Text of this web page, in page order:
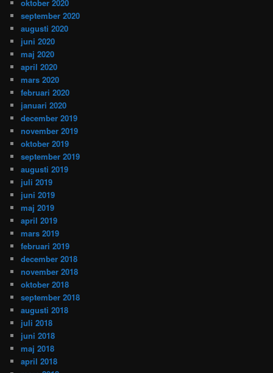
oktober 2020
september 2020
augusti 2020
juni 2020
maj 2020
april 2020
mars 2020
februari 2020
januari 2020
december 2019
november 2019
oktober 2019
september 2019
augusti 2019
juli 2019
juni 2019
maj 2019
april 2019
mars 2019
februari 2019
december 2018
november 2018
oktober 2018
september 2018
augusti 2018
juli 2018
juni 2018
maj 2018
april 2018